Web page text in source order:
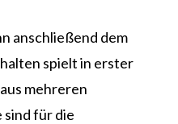
anschließend dem
spielt in erster
mehreren
für die